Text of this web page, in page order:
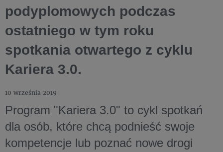
podyplomowych podczas
ostatniego w tym roku
spotkania otwartego z cyklu
Kariera 3.0.
10 września 2019
Program "Kariera 3.0" to cykl spotkań
dla osób, które chcą podnieść swoje
kompetencje lub poznać nowe drogi